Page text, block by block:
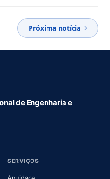
Próxima notícia
de Engenharia e
aba)
SERVIÇOS